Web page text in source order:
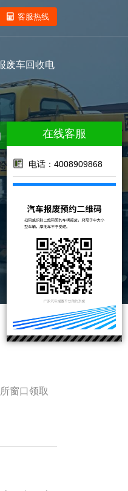
客服热线
废车回收电
窗口领取
在线客服
电话：4008909868